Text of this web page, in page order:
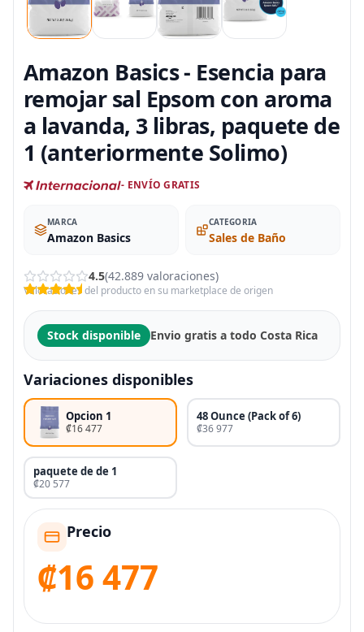
Amazon Basics - Esencia para
remojar sal Epsom con aroma
a lavanda, 3 libras, paquete de
1 (anteriormente Solimo)
- ENVÍO GRATIS
MARCA
Amazon Basics
CATEGORIA
Sales de Baño
4.5(42.889 valoraciones)
Valoraciones del producto en su marketplace de origen
Stock disponible Envio gratis a todo Costa Rica
Variaciones disponibles
Opcion 1
₡16 477
48 Ounce (Pack of 6)
₡36 977
paquete de de 1
₡20 577
Precio
₡16 477